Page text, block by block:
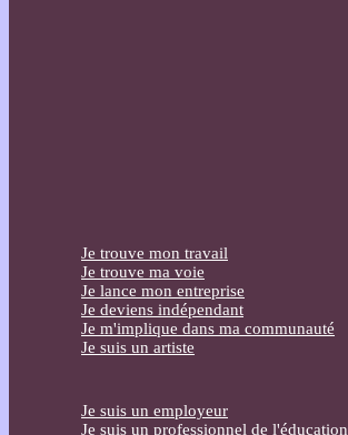
Je trouve mon travail
Je trouve ma voie
Je lance mon entreprise
Je deviens indépendant
Je m'implique dans ma communauté
Je suis un artiste
Je suis un employeur
Je suis un professionnel de l'éducation